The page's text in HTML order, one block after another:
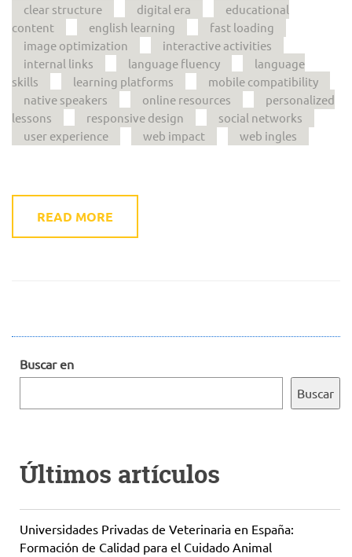
clear structure digital era
educational
content
english learning
fast loading
image optimization
interactive activities
internal links
language fluency
language
skills
learning platforms
mobile compatibility
native speakers
online resources
personalized
lessons
responsive design
social networks
user experience
web impact web ingles
READ MORE
Buscar en
Buscar
Últimos artículos
Universidades Privadas de Veterinaria en España:
Formación de Calidad para el Cuidado Animal